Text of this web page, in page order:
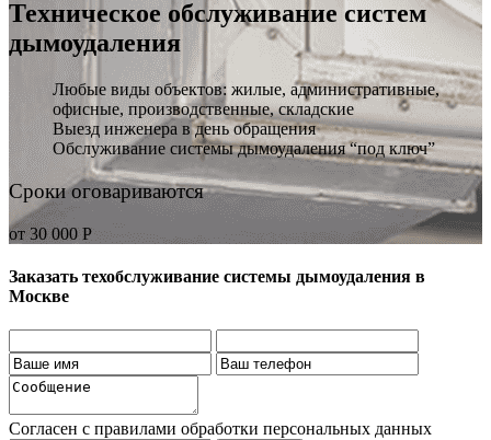
Техническое обслуживание систем
дымоудаления
Любые виды объектов: жилые, административные,
офисные, производственные, складские
Выезд инженера в день обращения
Обслуживание системы дымоудаления “под ключ”
Сроки оговариваются
от 30 000 Р
Заказать техобслуживание системы дымоудаления в
Москве
Согласен с правилами обработки персональных данных